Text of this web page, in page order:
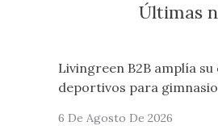
Últimas
Livingreen B2B amplía
deportivos para
6 De Agosto De 2026